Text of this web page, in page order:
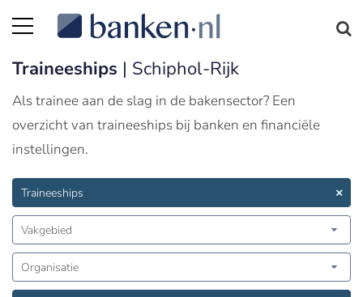
Traineeships | Schiphol-Rijk
Als trainee aan de slag in de bakensector? Een
overzicht van traineeships bij banken en financiële
instellingen.
Traineeships
Vakgebied
Organisatie